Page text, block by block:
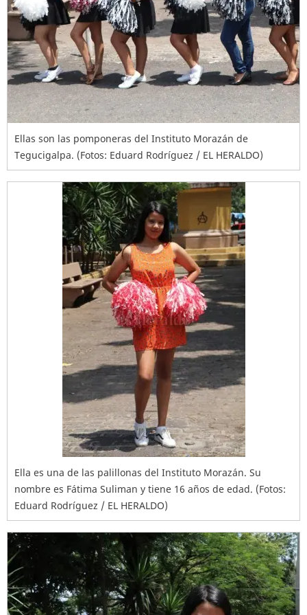
Ellas son las pomponeras del Instituto Morazán de
Tegucigalpa. (Fotos: Eduard Rodríguez / EL HERALDO)
Ella es una de las palillonas del Instituto Morazán. Su
nombre es Fátima Suliman y tiene 16 años de edad. (Fotos:
Eduard Rodríguez / EL HERALDO)